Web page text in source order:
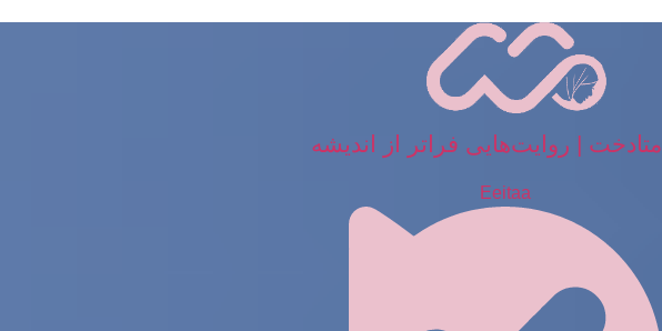
متادخت | روایت‌هایی فراتر از اندیشه
Eeitaa